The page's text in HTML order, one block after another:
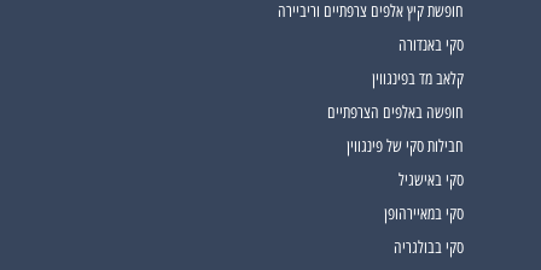
חופשת קיץ אלפים צרפתיים וריביירה
סקי באנדורה
קלאב מד בפינגווין
חופשה באלפים הצרפתיים
חבילות סקי של פינגווין
סקי באישגיל
סקי במאיירהופן
סקי בבולגריה